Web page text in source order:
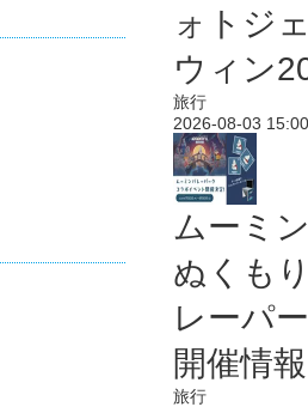
ォトジ
ウィン
旅行
2026-08-03 15:00
ムーミ
ぬくも
レーパ
開催情
旅行